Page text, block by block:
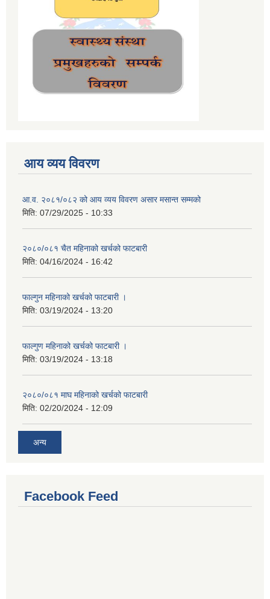
आय व्यय विवरण
आ.व. २०८१/०८२ को आय व्यय विवरण असार मसान्त सम्मको
मिति: 07/29/2025 - 10:33
२०८०/०८१ चैत महिनाको खर्चको फाटबारी
मिति: 04/16/2024 - 16:42
फाल्गुन महिनाको खर्चको फाटबारी ।
मिति: 03/19/2024 - 13:20
फाल्गुण महिनाको खर्चको फाटबारी ।
मिति: 03/19/2024 - 13:18
२०८०/०८१ माघ महिनाको खर्चको फाटबारी
मिति: 02/20/2024 - 12:09
अन्य
Facebook Feed